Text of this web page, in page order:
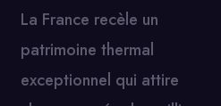
La France recèle un
patrimoine thermal
exceptionnel qui attire